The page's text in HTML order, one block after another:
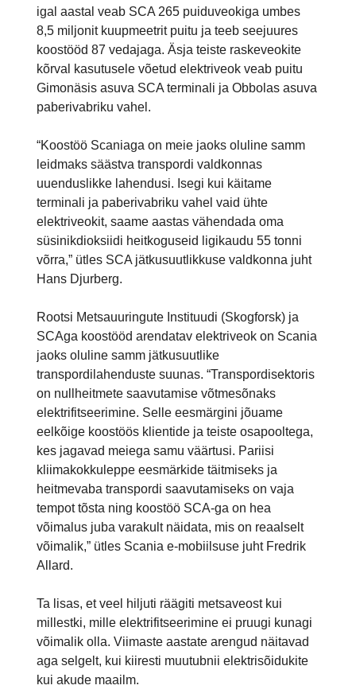
igal aastal veab SCA 265 puiduveokiga umbes
8,5 miljonit kuupmeetrit puitu ja teeb seejuures
koostööd 87 vedajaga. Äsja teiste raskeveokite
kõrval kasutusele võetud elektriveok veab puitu
Gimonäsis asuva SCA terminali ja Obbolas asuva
paberivabriku vahel.
“Koostöö Scaniaga on meie jaoks oluline samm
leidmaks säästva transpordi valdkonnas
uuenduslikke lahendusi. Isegi kui käitame
terminali ja paberivabriku vahel vaid ühte
elektriveokit, saame aastas vähendada oma
süsinikdioksiidi heitkoguseid ligikaudu 55 tonni
võrra,” ütles SCA jätkusuutlikkuse valdkonna juht
Hans Djurberg.
Rootsi Metsauuringute Instituudi (Skogforsk) ja
SCAga koostööd arendatav elektriveok on Scania
jaoks oluline samm jätkusuutlike
transpordilahenduste suunas. “Transpordisektoris
on nullheitmete saavutamise võtmesõnaks
elektrifitseerimine. Selle eesmärgini jõuame
eelkõige koostöös klientide ja teiste osapooltega,
kes jagavad meiega samu väärtusi. Pariisi
kliimakokkuleppe eesmärkide täitmiseks ja
heitmevaba transpordi saavutamiseks on vaja
tempot tõsta ning koostöö SCA-ga on hea
võimalus juba varakult näidata, mis on reaalselt
võimalik,” ütles Scania e-mobiilsuse juht Fredrik
Allard.
Ta lisas, et veel hiljuti räägiti metsaveost kui
millestki, mille elektrifitseerimine ei pruugi kunagi
võimalik olla. Viimaste aastate arengud näitavad
aga selgelt, kui kiiresti muutubnii elektrisõidukite
kui akude maailm.